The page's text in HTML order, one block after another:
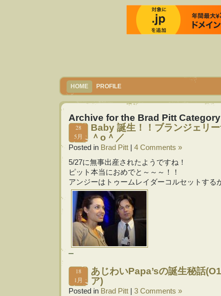
HOME PROFILE
Archive for the Brad Pitt Category
28
5月
Baby 誕生！！ブランジェリ
＾o＾／
Posted in Brad Pitt
4 Comments »
5/27に無事出産されたようですね！
ピット本当におめでと～～～！！
アンジーはトゥームレイダーコルセットする
18
1月
あじわいPapa’sの誕生秘話
ア)
Posted in Brad Pitt
3 Comments »